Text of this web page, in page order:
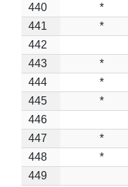
440
*
441
*
442
443
*
444
*
445
*
446
447
*
448
*
449